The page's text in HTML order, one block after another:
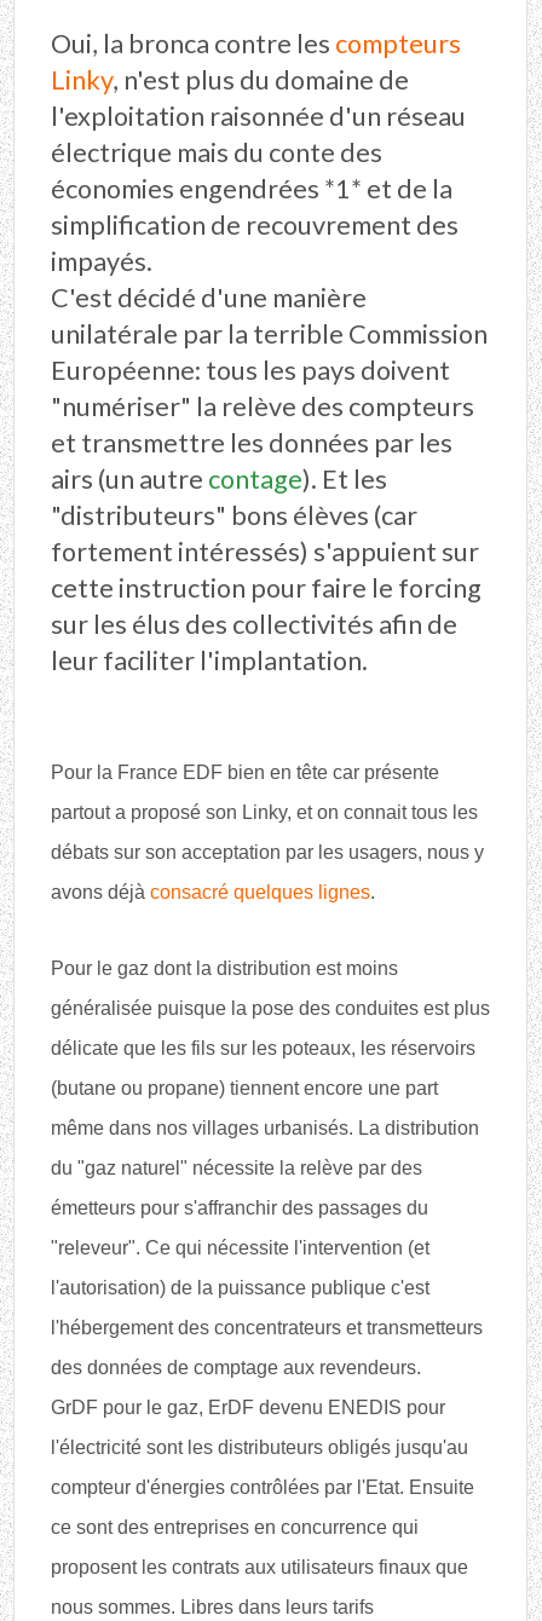
Oui, la bronca contre les compteurs
Linky, n'est plus du domaine de
l'exploitation raisonnée d'un réseau
électrique mais du conte des
économies engendrées *1* et de la
simplification de recouvrement des
impayés.
C'est décidé d'une manière
unilatérale par la terrible Commission
Européenne: tous les pays doivent
"numériser" la relève des compteurs
et transmettre les données par les
airs (un autre contage). Et les
"distributeurs" bons élèves (car
fortement intéressés) s'appuient sur
cette instruction pour faire le forcing
sur les élus des collectivités afin de
leur faciliter l'implantation.
Pour la France EDF bien en tête car présente
partout a proposé son Linky, et on connait tous les
débats sur son acceptation par les usagers, nous y
avons déjàconsacré quelques lignes.
Pour le gaz dont la distribution est moins
généralisée puisque la pose des conduites est plus
délicate que les fils sur les poteaux, les réservoirs
(butane ou propane) tiennent encore une part
même dans nos villages urbanisés. La distribution
du "gaz naturel" nécessite la relève par des
émetteurs pour s'affranchir des passages du
"releveur". Ce qui nécessite l'intervention (et
l'autorisation) de la puissance publique c'est
l'hébergement des concentrateurs et transmetteurs
des données de comptage aux revendeurs.
GrDF pour le gaz, ErDF devenu ENEDIS pour
l'électricité sont les distributeurs obligés jusqu'au
compteur d'énergies contrôlées par l'Etat. Ensuite
ce sont des entreprises en concurrence qui
proposent les contrats aux utilisateurs finaux que
nous sommes. Libres dans leurs tarifs